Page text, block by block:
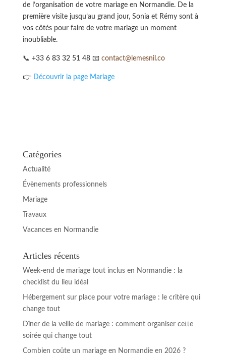
de l’organisation de votre mariage en Normandie. De la
première visite jusqu’au grand jour, Sonia et Rémy sont à
vos côtés pour faire de votre mariage un moment
inoubliable.
📞 +33 6 83 32 51 48 📧 contact@lemesnil.co
👉 Découvrir la page Mariage
Catégories
Actualité
Évènements professionnels
Mariage
Travaux
Vacances en Normandie
Articles récents
Week-end de mariage tout inclus en Normandie : la
checklist du lieu idéal
Hébergement sur place pour votre mariage : le critère qui
change tout
Dîner de la veille de mariage : comment organiser cette
soirée qui change tout
Combien coûte un mariage en Normandie en 2026 ?